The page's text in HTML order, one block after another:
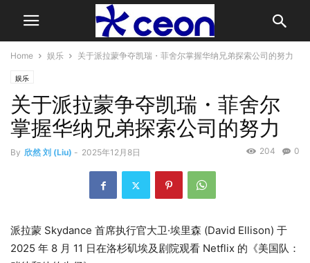
Home 娱乐 关于派拉蒙争夺凯瑞・菲舍尔掌握华纳兄弟探索公司的努力
娱乐
关于派拉蒙争夺凯瑞・菲舍尔
掌握华纳兄弟探索公司的努力
By 欣然 刘 (Liu) - 2025年12月8日 0
204
派拉蒙 Skydance 首席执行官大卫·埃里森 (David Ellison) 于
2025 年 8 月 11 日在洛杉矶埃及剧院观看 Netflix 的《美国队：